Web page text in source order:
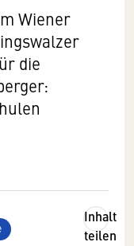
Wiener
die
Inhalt
teilen